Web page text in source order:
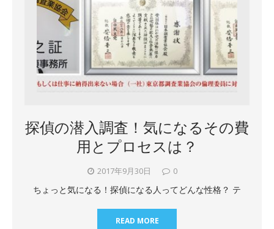
探偵の潜入調査！気になるその費
用とプロセスは？
2017年9月30日 0
ちょっと気になる！探偵になる人ってどんな性格？ テ
READ MORE